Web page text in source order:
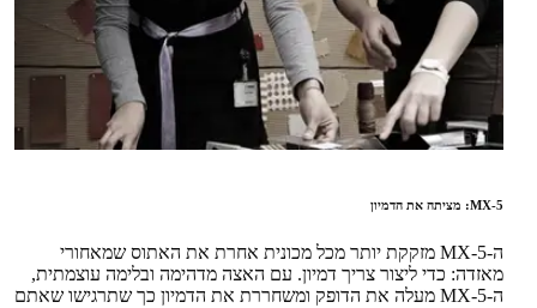
MX-5: מציתה את הדמיון
ה-MX-5 מזקקת יותר מכל מכונית אחרת את האתוס שמאחורי
מאזדה: כדי ליצור צריך דמיון. עם האצה מדהימה ובלימה עוצמתית,
ה-MX-5 מעלה את הדופק ומשחררת את הדמיון כך שתרגישו שאתם